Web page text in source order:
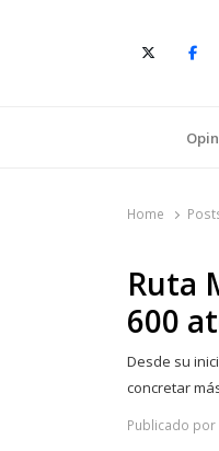
Home
Ruta
600
Desde su
concretar
Publicado por